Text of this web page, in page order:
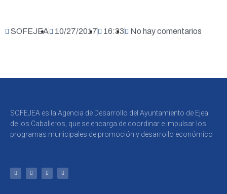
SOFEJEA 10/27/2017 16:33 No hay comentarios
SOFEJEA es la Agencia de Desarrollo del Ayuntamiento de Ejea
de los Caballeros, que se encarga de coordinar e impulsar los
programas municipales de promoción y desarrollo económico